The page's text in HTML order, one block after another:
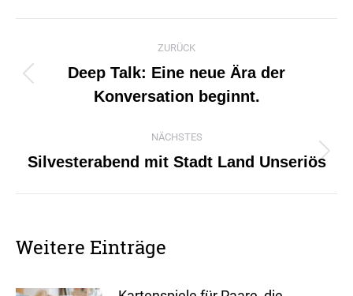
Kommentarnavigation
ZURÜCK
Beitrag:
Deep Talk: Eine neue Ära der
Konversation beginnt.
NÄCHSTES
Nächster
Silvesterabend mit Stadt Land Unseriös
Weitere Einträge